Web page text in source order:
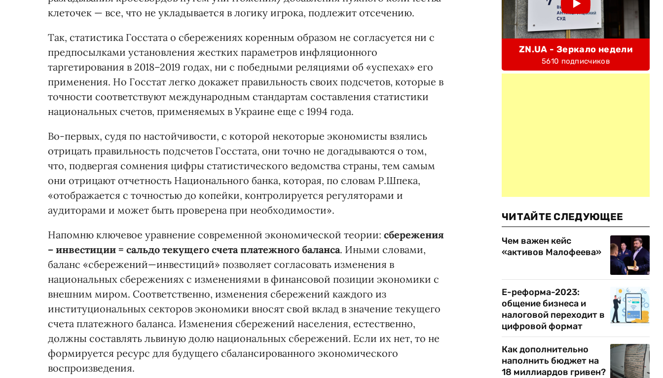
клеточек — все, что не укладывается в логику игрока, подлежит отсечению.
Так, статистика Госстата о сбережениях коренным образом не согласуется ни с
предпосылками установления жестких параметров инфляционного
таргетирования в 2018–2019 годах, ни с победными реляциями об «успехах» его
применения. Но Госстат легко докажет правильность своих подсчетов, которые в
точности соответствуют международным стандартам составления статистики
национальных счетов, применяемых в Украине еще с 1994 года.
Во-первых, судя по настойчивости, с которой некоторые экономисты взялись
отрицать правильность подсчетов Госстата, они точно не догадываются о том,
что, подвергая сомнения цифры статистического ведомства страны, тем самым
они отрицают отчетность Национального банка, которая, по словам Р.Шпека,
«отображается с точностью до копейки, контролируется регуляторами и
аудиторами и может быть проверена при необходимости».
Напомню ключевое уравнение современной экономической теории: сбережения
– инвестиции = сальдо текущего счета платежного баланса. Иными словами,
баланс «сбережений—инвестиций» позволяет согласовать изменения в
национальных сбережениях с изменениями в финансовой позиции экономики с
внешним миром. Соответственно, изменения сбережений каждого из
институциональных секторов экономики вносят свой вклад в значение текущего
счета платежного баланса. Изменения сбережений населения, естественно,
должны составлять львиную долю национальных сбережений. Если их нет, то не
формируется ресурс для будущего сбалансированного экономического
воспроизведения.
ZN.UA - Зеркало недели
5610 подписчиков
ЧИТАЙТЕ СЛЕДУЮЩЕЕ
Чем важен кейс
«активов Малофеева»
Е-реформа-2023:
общение бизнеса и
налоговой переходит в
цифровой формат
Как дополнительно
наполнить бюджет на
18 миллиардов гривен?